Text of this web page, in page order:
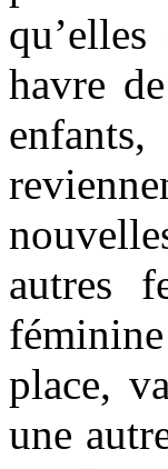
havre
autres
place,
une